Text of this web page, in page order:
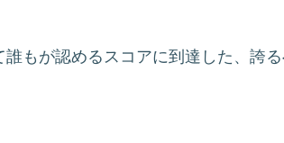
もが認めるスコアに到達した、誇